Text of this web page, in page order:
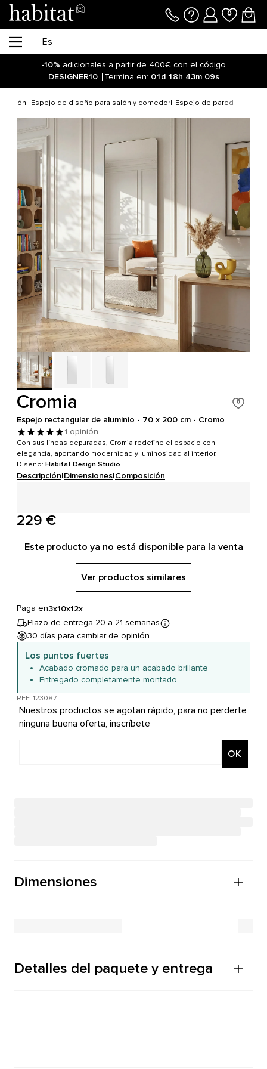
-10% adicionales a partir de 400€ con el código
DESIGNER10
Termina en: 01d 18h 43m 09s
Espejo de diseño para salón y comedor Espejo de pared
Cromia
Espejo rectangular de aluminio - 70 x 200 cm - Cromo
1 opinión
Con sus líneas depuradas, Cromia redefine el espacio con
elegancia, aportando modernidad y luminosidad al interior.
Diseño: Habitat Design Studio
Descripción|Dimensiones|Composición
229 €
Este producto ya no está disponible para la venta
Ver productos similares
Paga en3x10x12x
Plazo de entrega 20 a 21 semanas
30 días para cambiar de opinión
Los puntos fuertes
Acabado cromado para un acabado brillante
Entregado completamente montado
REF. 123087
Nuestros productos se agotan rápido, para no perderte
ninguna buena oferta, inscríbete
OK
Dimensiones
Detalles del paquete y entrega